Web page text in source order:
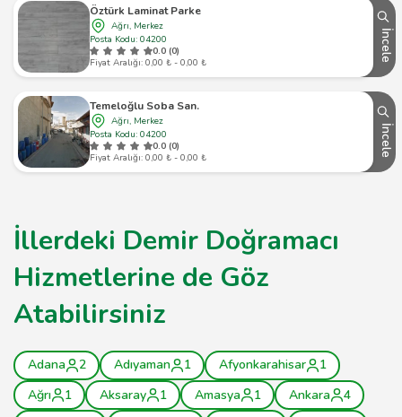
Öztürk Laminat Parke
Ağrı, Merkez
Posta Kodu: 04200
0.0 (0)
Fiyat Aralığı: 0,00 ₺ - 0,00 ₺
İncele
Temeloğlu Soba San.
Ağrı, Merkez
Posta Kodu: 04200
0.0 (0)
Fiyat Aralığı: 0,00 ₺ - 0,00 ₺
İncele
İllerdeki Demir Doğramacı
Hizmetlerine de Göz
Atabilirsiniz
Adana 2 Adıyaman 1 Afyonkarahisar
1
Ağrı
1 Aksaray 1 Amasya 1 Ankara
4